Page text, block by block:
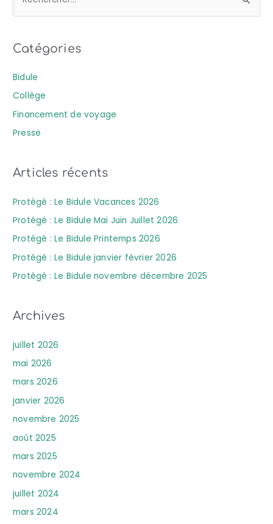
e
h
c
h
e
Catégories
Bidule
Collège
Financement de voyage
Presse
Articles récents
Protégé : Le Bidule Vacances 2026
Protégé : Le Bidule Mai Juin Juillet 2026
Protégé : Le Bidule Printemps 2026
Protégé : Le Bidule janvier février 2026
Protégé : Le Bidule novembre décembre 2025
Archives
juillet 2026
mai 2026
mars 2026
janvier 2026
novembre 2025
août 2025
mars 2025
novembre 2024
juillet 2024
mars 2024